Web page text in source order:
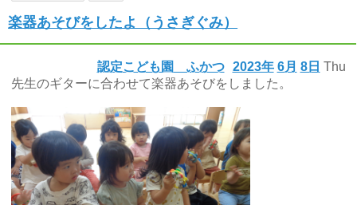
楽器あそびをしたよ（うさぎぐみ）
2023年 6月 8日 Thu
認定こども園 ふかつ
先生のギターに合わせて楽器あそびをしました。